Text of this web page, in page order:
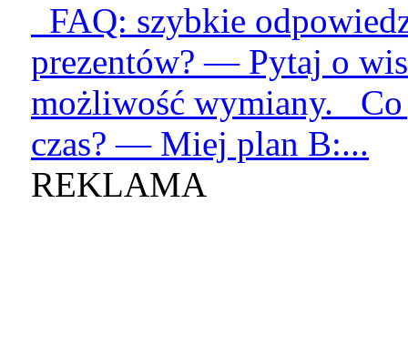
FAQ: szybkie
prezentów? — Pytaj o
możliwość wymiany. Co
czas? — Miej plan B:...
REKLAMA